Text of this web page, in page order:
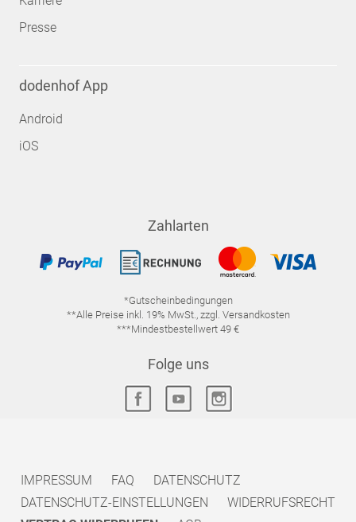
Presse
dodenhof App
Android
iOS
Zahlarten
*Gutscheinbedingungen
**Alle Preise inkl. 19% MwSt., zzgl. Versandkosten
***Mindestbestellwert 49 €
Folge uns
IMPRESSUM FAQ
DATENSCHUTZ
DATENSCHUTZ-EINSTELLUNGEN
WIDERRUFSRECHT